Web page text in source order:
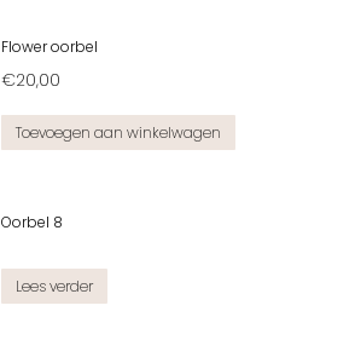
Flower oorbel
€20,00
Toevoegen aan winkelwagen
Oorbel 8
Lees verder